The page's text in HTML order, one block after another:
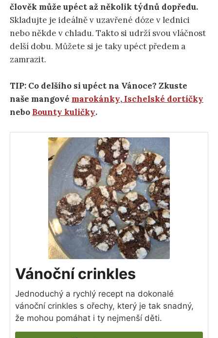
člověk může upéct až několik týdnů dopředu.
Skladujte je ideálně v uzavřené dóze v lednici
nebo někde v chladu. Takto si udrží svou vláčnost
delší dobu. Můžete si je taky upéct předem a
zamrazit.
TIP: Co delšího si upéct na Vánoce? Zkuste
naše mangové marokánky, Ischelské dortíčky
nebo Bounty kuličky.
Vánoční crinkles
Jednoduchý a rychlý recept na dokonalé
vánoční crinkles s ořechy, který je tak snadný,
že mohou pomáhat i ty nejmenší děti.